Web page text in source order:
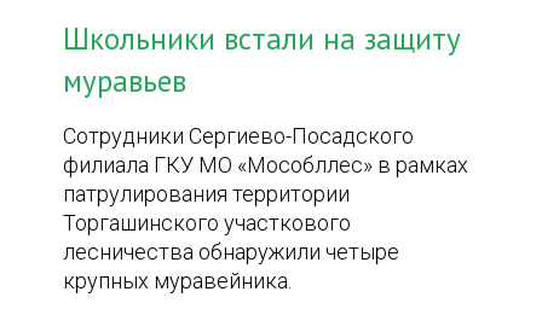
Школьники встали на защиту
муравьев
Сотрудники Сергиево-Посадского
филиала ГКУ МО «Мособллес» в рамках
патрулирования территории
Торгашинского участкового
лесничества обнаружили четыре
крупных муравейника.